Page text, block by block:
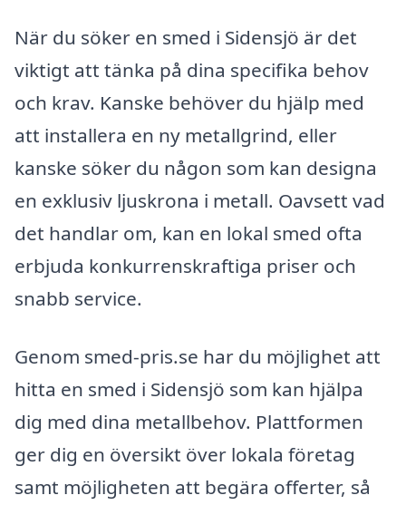
När du söker en smed i Sidensjö är det
viktigt att tänka på dina specifika behov
och krav. Kanske behöver du hjälp med
att installera en ny metallgrind, eller
kanske söker du någon som kan designa
en exklusiv ljuskrona i metall. Oavsett vad
det handlar om, kan en lokal smed ofta
erbjuda konkurrenskraftiga priser och
snabb service.
Genom smed-pris.se har du möjlighet att
hitta en smed i Sidensjö som kan hjälpa
dig med dina metallbehov. Plattformen
ger dig en översikt över lokala företag
samt möjligheten att begära offerter, så